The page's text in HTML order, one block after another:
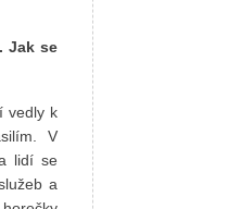
Jak se
vedly k
V
lidí se
a